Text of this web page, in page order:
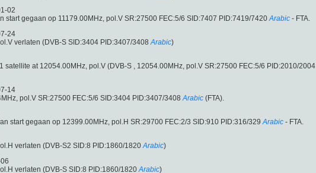
02
start gegaan op 11179.00MHz, pol.V SR:27500 FEC:5/6 SID:7407 PID:7419/7420 Arabic - FTA.
24
verlaten (DVB-S SID:3404 PID:3407/3408 Arabic)
satellite at 12054.00MHz, pol.V (DVB-S , 12054.00MHz, pol.V SR:27500 FEC:5/6 PID:2010/2004
14
pol.V SR:27500 FEC:5/6 SID:3404 PID:3407/3408 Arabic (FTA).
start gegaan op 12399.00MHz, pol.H SR:29700 FEC:2/3 SID:910 PID:316/329 Arabic - FTA.
verlaten (DVB-S2 SID:8 PID:1860/1820 Arabic)
verlaten (DVB-S SID:8 PID:1860/1820 Arabic)